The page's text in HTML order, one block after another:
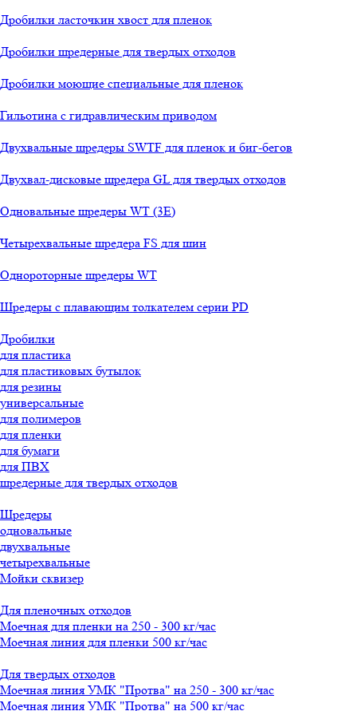
Дробилки ласточкин хвост для пленок
Дробилки шредерные для твердых отходов
Дробилки моющие специальные для пленок
Гильотина с гидравлическим приводом
Двухвальные шредеры SWTF для пленок и биг-бегов
Двухвал-дисковые шредера GL для твердых отходов
Одновальные шредеры WT (3E)
Четырехвальные шредера FS для шин
Однороторные шредеры WT
Шредеры с плавающим толкателем серии PD
Дробилки
для пластика
для пластиковых бутылок
для резины
универсальные
для полимеров
для пленки
для бумаги
для ПВХ
шредерные для твердых отходов
Шредеры
одновальные
двухвальные
четырехвальные
Мойки сквизер
Для пленочных отходов
Моечная для пленки на 250 - 300 кг/час
Моечная линия для пленки 500 кг/час
Для твердых отходов
Моечная линия УМК "Протва" на 250 - 300 кг/час
Моечная линия УМК "Протва" на 500 кг/час